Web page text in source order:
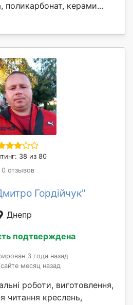
поликарбонат, керами...
38 из 80
0 отзывов
Гордійчук"
Днепр
подтверждена
3 года назад
месяц назад
роботи, виготовлення,
читання креслень,